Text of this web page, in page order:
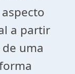
a partir
uma